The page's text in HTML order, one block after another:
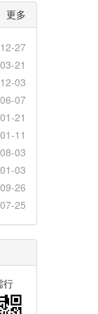
更多
12-27
03-21
12-03
06-07
01-21
01-11
08-03
01-03
09-26
07-25
行